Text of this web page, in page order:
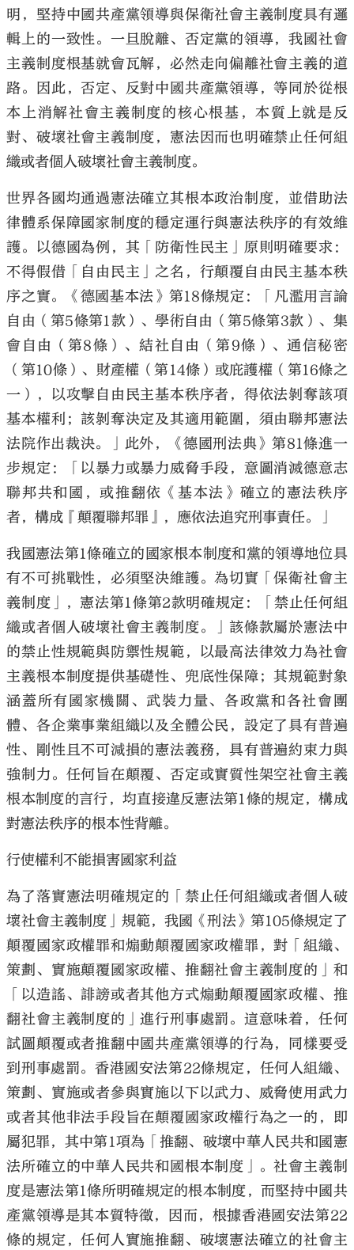
明，堅持中國共產黨領導與保衛社會主義制度具有邏
輯上的一致性。一旦脫離、否定黨的領導，我國社會
主義制度根基就會瓦解，必然走向偏離社會主義的道
路。因此，否定、反對中國共產黨領導，等同於從根
本上消解社會主義制度的核心根基，本質上就是反
對、破壞社會主義制度，憲法因而也明確禁止任何組
織或者個人破壞社會主義制度。
世界各國均通過憲法確立其根本政治制度，並借助法
律體系保障國家制度的穩定運行與憲法秩序的有效維
護。以德國為例，其「防衛性民主」原則明確要求：
不得假借「自由民主」之名，行顛覆自由民主基本秩
序之實。《德國基本法》第18條規定：「凡濫用言論
自由（第5條第1款）、學術自由（第5條第3款）、集
會自由（第8條）、結社自由（第9條）、通信秘密
（第10條）、財產權（第14條）或庇護權（第16條之
一），以攻擊自由民主基本秩序者，得依法剝奪該項
基本權利；該剝奪決定及其適用範圍，須由聯邦憲法
法院作出裁決。」此外，《德國刑法典》第81條進一
步規定：「以暴力或暴力威脅手段，意圖消滅德意志
聯邦共和國，或推翻依《基本法》確立的憲法秩序
者，構成『顛覆聯邦罪』，應依法追究刑事責任。」
我國憲法第1條確立的國家根本制度和黨的領導地位具
有不可挑戰性，必須堅決維護。為切實「保衛社會主
義制度」，憲法第1條第2款明確規定：「禁止任何組
織或者個人破壞社會主義制度。」該條款屬於憲法中
的禁止性規範與防禦性規範，以最高法律效力為社會
主義根本制度提供基礎性、兜底性保障；其規範對象
涵蓋所有國家機關、武裝力量、各政黨和各社會團
體、各企業事業組織以及全體公民，設定了具有普遍
性、剛性且不可減損的憲法義務，具有普遍約束力與
強制力。任何旨在顛覆、否定或實質性架空社會主義
根本制度的言行，均直接違反憲法第1條的規定，構成
對憲法秩序的根本性背離。
行使權利不能損害國家利益
為了落實憲法明確規定的「禁止任何組織或者個人破
壞社會主義制度」規範，我國《刑法》第105條規定了
顛覆國家政權罪和煽動顛覆國家政權罪，對「組織、
策劃、實施顛覆國家政權、推翻社會主義制度的」和
「以造謠、誹謗或者其他方式煽動顛覆國家政權、推
翻社會主義制度的」進行刑事處罰。這意味着，任何
試圖顛覆或者推翻中國共產黨領導的行為，同樣要受
到刑事處罰。香港國安法第22條規定，任何人組織、
策劃、實施或者參與實施以下以武力、威脅使用武力
或者其他非法手段旨在顛覆國家政權行為之一的，即
屬犯罪，其中第1項為「推翻、破壞中華人民共和國憲
法所確立的中華人民共和國根本制度」。社會主義制
度是憲法第1條所明確規定的根本制度，而堅持中國共
產黨領導是其本質特徵，因而，根據香港國安法第22
條的規定，任何人實施推翻、破壞憲法確立的社會主